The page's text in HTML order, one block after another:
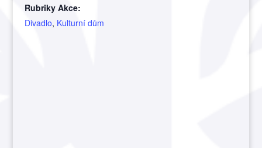
Rubriky Akce:
Divadlo, Kulturní dům